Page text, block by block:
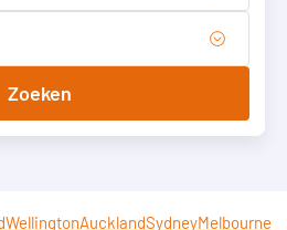
Zoeken
WellingtonAucklandSydneyMelbourne